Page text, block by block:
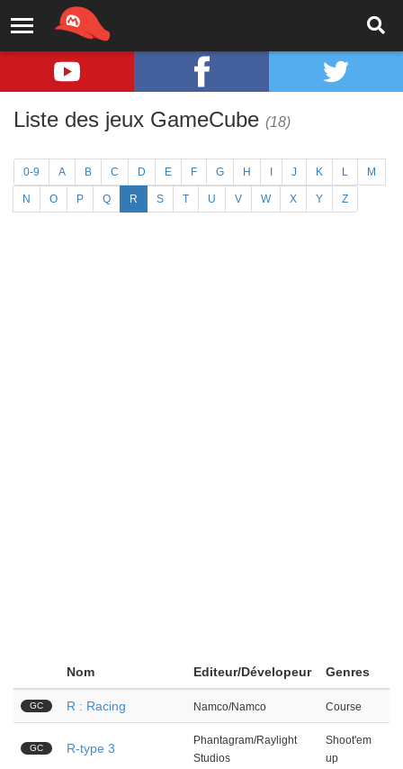
Liste des jeux GameCube (18)
0-9 A B C D E F G H J K L M
N O P Q R S T U V W X Y Z
Nom Editeur/Dévelopeur Genres
GC R : Racing Namco/Namco Course
GC R-type 3
Phantagram/Raylight
Studios
Shoot'em
up